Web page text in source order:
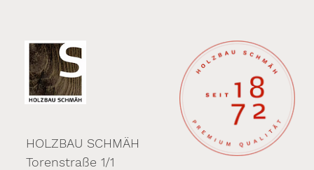
HOLZBAU SCHMÄH
Torenstraße 1/1